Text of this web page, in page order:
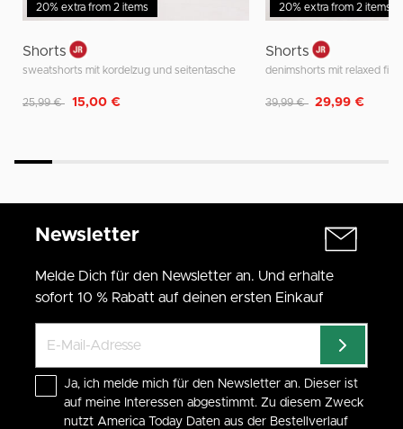
20% extra from 2 items
Shorts
sweatshorts mit kordelzug und seitentasche
Reduziert von
25,99 € auf
15,00 €
20% extra from 2 items
Shorts
denimshorts mit relaxed fit
Reduziert von
39,99 € auf
29,99 €
Newsletter
Melde Dich für den Newsletter an. Und erhalte
sofort 10 % Rabatt auf deinen ersten Einkauf
Ja, ich melde mich für den Newsletter an. Dieser ist
auf meine Interessen abgestimmt. Zu diesem Zweck
nutzt America Today Daten aus der Bestellverlauf